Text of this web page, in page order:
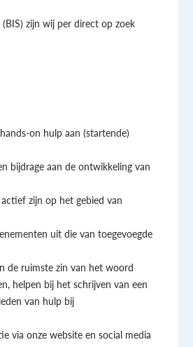
zijn wij per direct op zoek
on hulp aan (startende)
bijdrage aan de ontwikkeling van
zijn op het gebied van
uit die van toegevoegde
de ruimste zin van het woord
helpen bij het schrijven van een
van hulp bij
via onze website en social media